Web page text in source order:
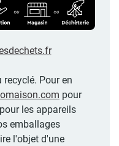
recyclé. Pour en
pour
pour les appareils
emballages
l'objet d'une